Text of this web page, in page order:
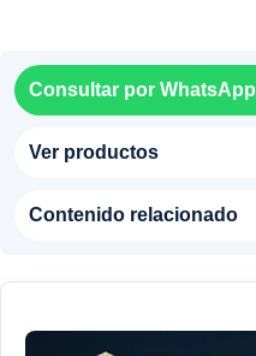
Consultar por WhatsApp
Ver productos
Contenido relacionado